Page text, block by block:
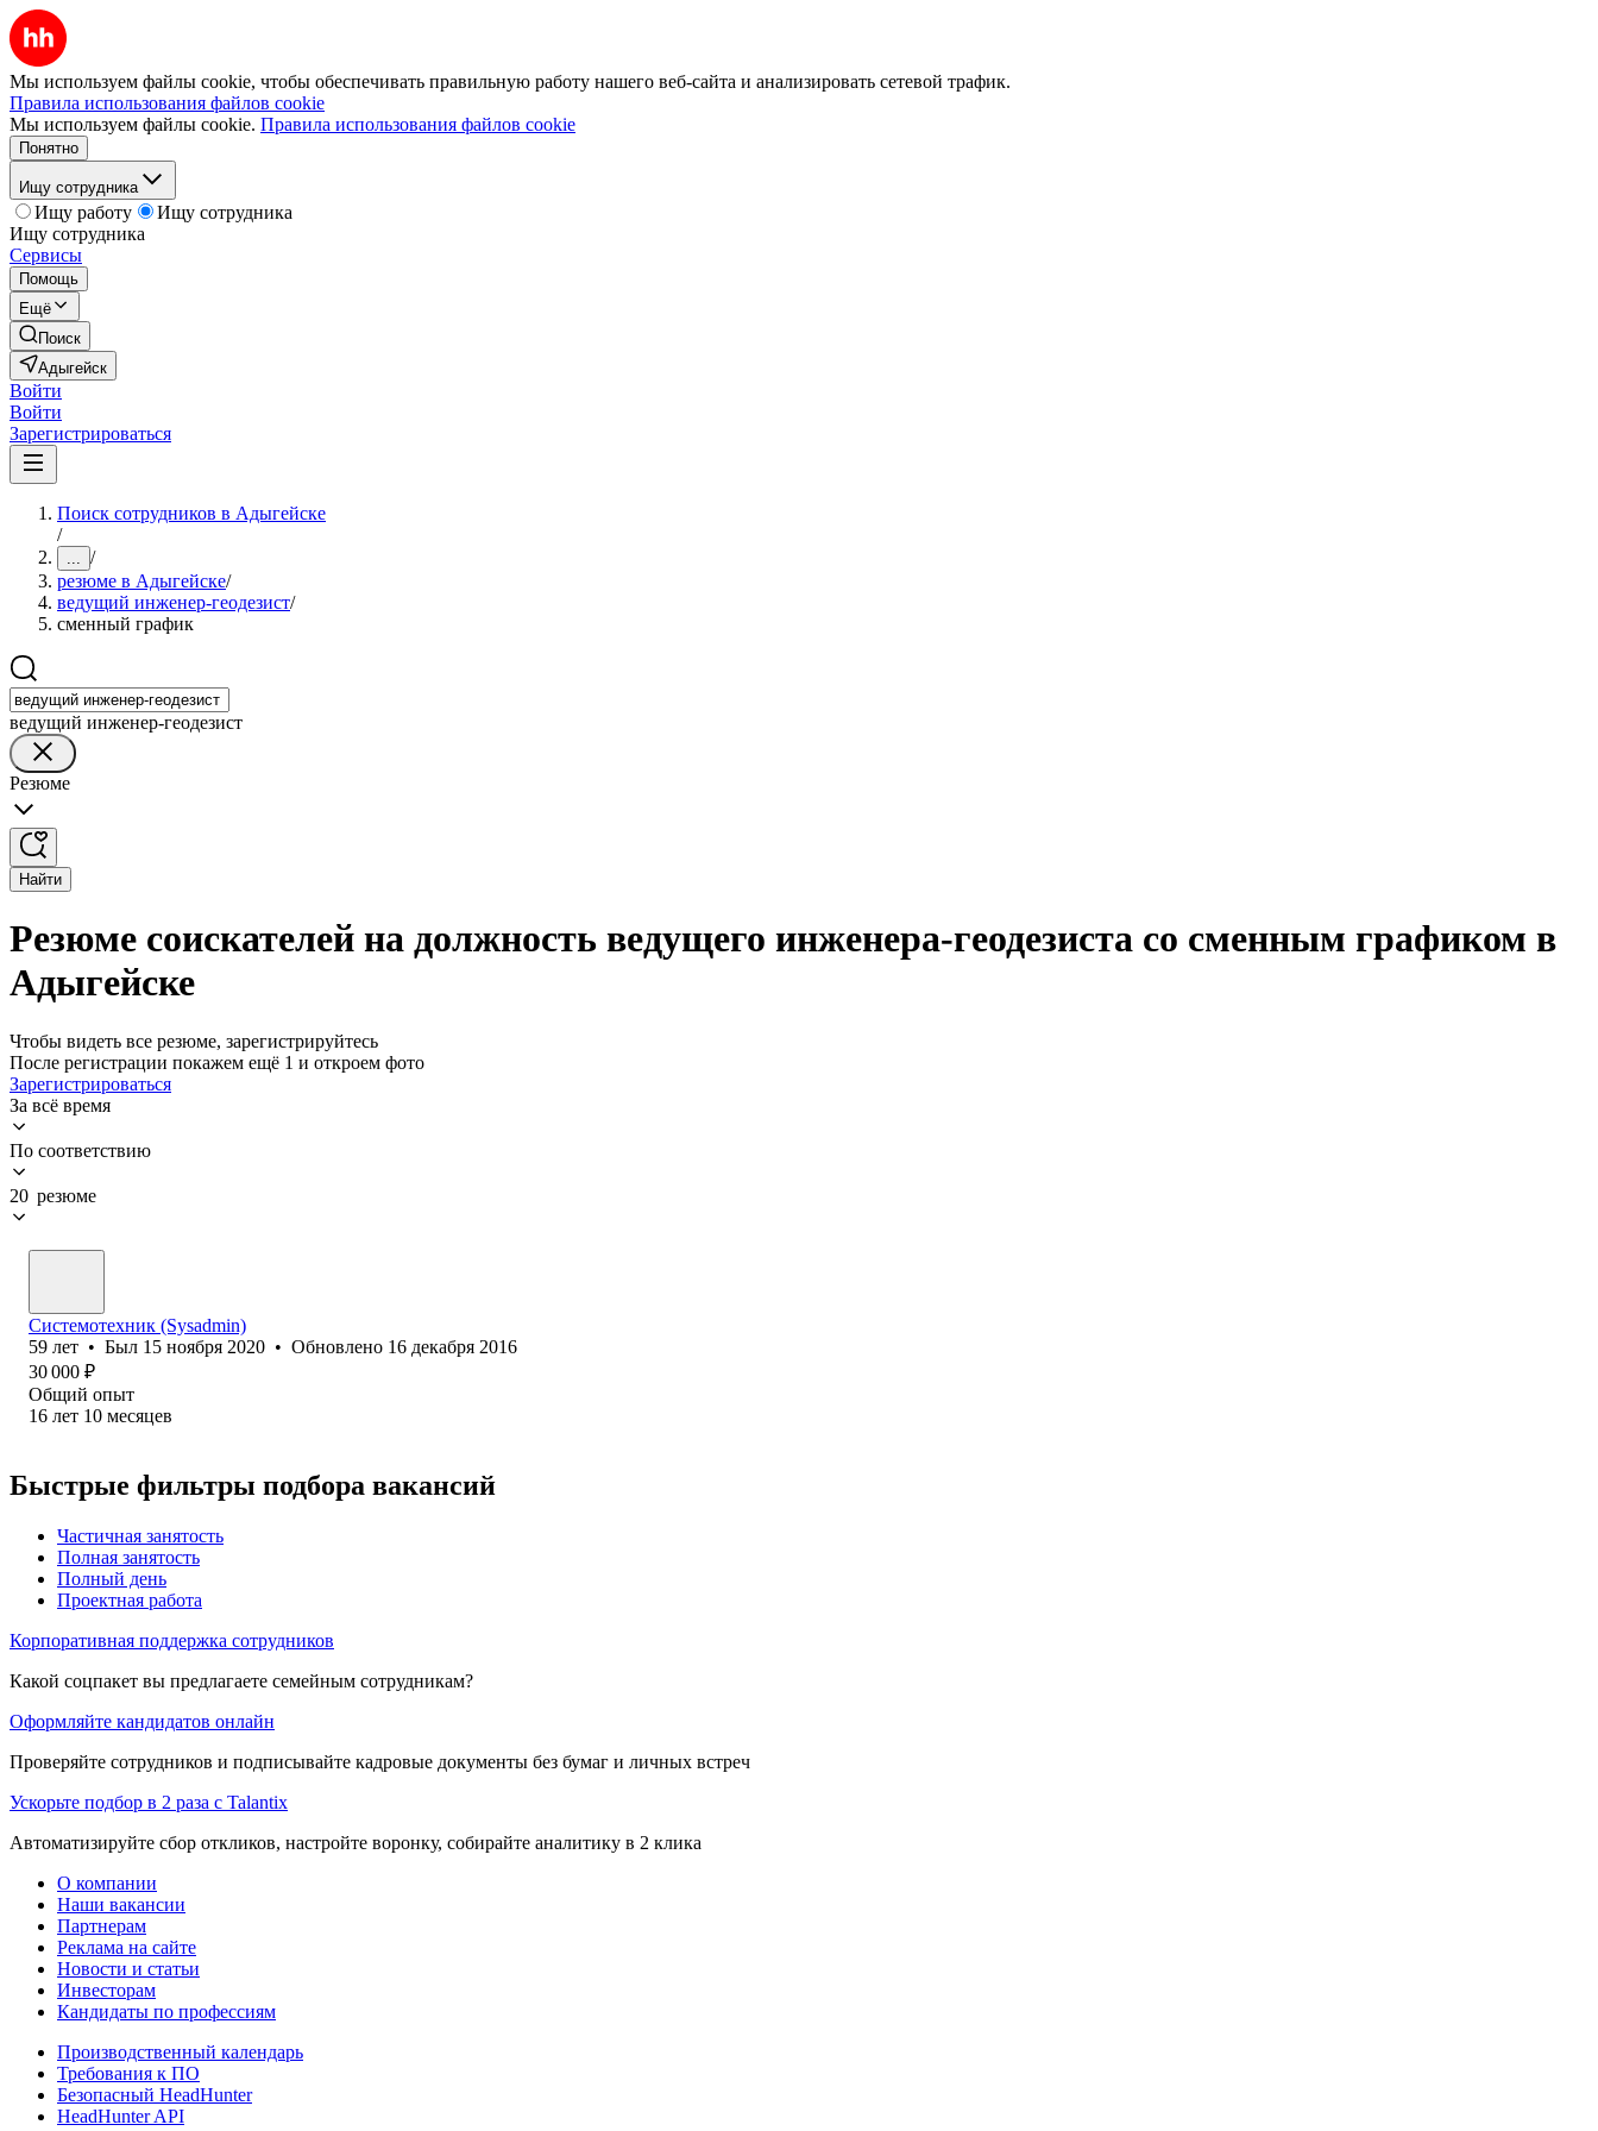
Мы используем файлы cookie, чтобы обеспечивать правильную работу нашего веб-сайта и анализировать сетевой трафик.
Правила использования файлов cookie
Мы используем файлы cookie. Правила использования файлов cookie
Понятно
Ищу сотрудника
Ищу работу
Ищу сотрудника
Ищу сотрудника
Сервисы
Помощь
Ещё
Поиск
Адыгейск
Войти
Войти
Зарегистрироваться
Поиск сотрудников в Адыгейске
/
... /
резюме в Адыгейске/
ведущий инженер-геодезист/
сменный график
ведущий инженер-геодезист
Резюме
Найти
Резюме соискателей на должность ведущего инженера-геодезиста со сменным графиком в
Адыгейске
Чтобы видеть все резюме, зарегистрируйтесь
После регистрации покажем ещё 1 и откроем фото
Зарегистрироваться
За всё время
По соответствию
20 резюме
Системотехник (Sysadmin)
59 лет • Был 15 ноября 2020 • Обновлено 16 декабря 2016
30 000 ₽
Общий опыт
16 лет 10 месяцев
Быстрые фильтры подбора вакансий
Частичная занятость
Полная занятость
Полный день
Проектная работа
Корпоративная поддержка сотрудников
Какой соцпакет вы предлагаете семейным сотрудникам?
Оформляйте кандидатов онлайн
Проверяйте сотрудников и подписывайте кадровые документы без бумаг и личных встреч
Ускорьте подбор в 2 раза с Talantix
Автоматизируйте сбор откликов, настройте воронку, собирайте аналитику в 2 клика
О компании
Наши вакансии
Партнерам
Реклама на сайте
Новости и статьи
Инвесторам
Кандидаты по профессиям
Производственный календарь
Требования к ПО
Безопасный HeadHunter
HeadHunter API